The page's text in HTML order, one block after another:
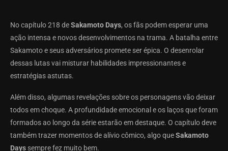
No capítulo 218 deSakamoto Days, os fãs podem esperar uma
ação intensa e novos desenvolvimentos na trama. A batalha entre
Sakamoto e seus adversários promete ser épica. O desenrolar
dessas lutas vai misturar habilidades impressionantes e
estratégias astutas.
Além disso, algumas revelações sobre os personagens vão deixar
todos em choque. A profundidade emocional e os laços que foram
formados ao longo da série estarão em destaque. O capítulo deve
também trazer momentos de alívio cômico, algo queSakamoto
Days sempre fez muito bem.